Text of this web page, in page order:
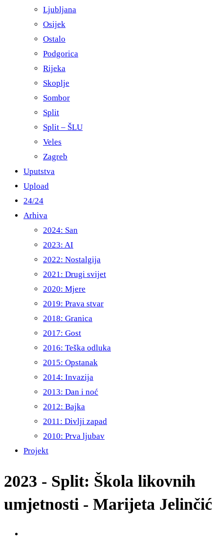
Ljubljana
Osijek
Ostalo
Podgorica
Rijeka
Skoplje
Sombor
Split
Split – ŠLU
Veles
Zagreb
Uputstva
Upload
24/24
Arhiva
2024: San
2023: AI
2022: Nostalgija
2021: Drugi svijet
2020: Mjere
2019: Prava stvar
2018: Granica
2017: Gost
2016: Teška odluka
2015: Opstanak
2014: Invazija
2013: Dan i noć
2012: Bajka
2011: Divlji zapad
2010: Prva ljubav
Projekt
2023 - Split: Škola likovnih
umjetnosti - Marijeta Jelinčić